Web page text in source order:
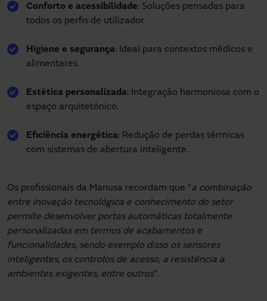
Conforto e acessibilidade: Soluções pensadas para
todos os perfis de utilizador.
Higiene e segurança: Ideal para contextos médicos e
alimentares.
Estética personalizada: Integração harmoniosa com o
espaço arquitetónico.
Eficiência energética: Redução de perdas térmicas
com sistemas de abertura inteligente.
Os profissionais da Manusa recordam que “a combinação
entre inovação tecnológica e conhecimento do setor
permite desenvolver portas automáticas totalmente
personalizadas em termos de acabamentos e
funcionalidades, sendo exemplo disso os sensores
inteligentes, os controlos de acesso, a resistência a
ambientes exigentes, entre outros”.